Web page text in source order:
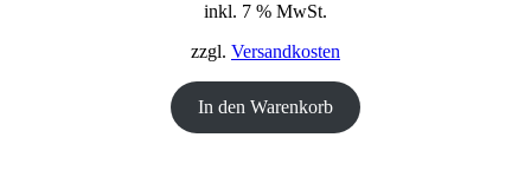
war:
ist:
inkl. 7 % MwSt.
zzgl. Versandkosten
In den Warenkorb